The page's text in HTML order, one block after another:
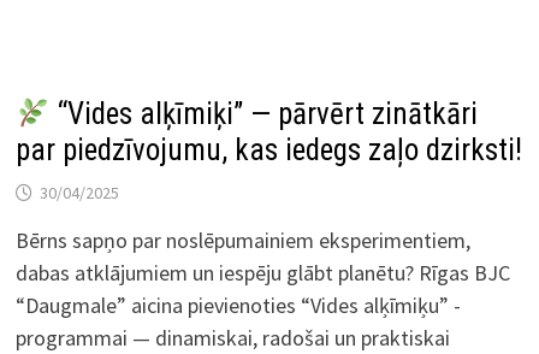
“Vides alķīmiķi” — pārvērt zinātkāri
par piedzīvojumu, kas iedegs zaļo dzirksti!
30/04/2025
Bērns sapņo par noslēpumainiem eksperimentiem,
dabas atklājumiem un iespēju glābt planētu? Rīgas BJC
“Daugmale” aicina pievienoties “Vides alķīmiķu” ­
programmai — dinamiskai, radošai un praktiskai